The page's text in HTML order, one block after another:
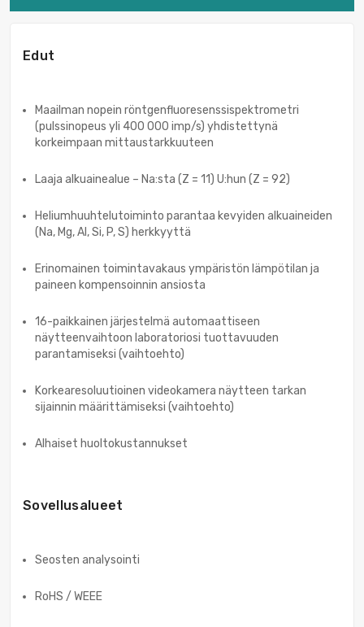
Edut
Maailman nopein röntgenfluoresenssispektrometri
(pulssinopeus yli 400 000 imp/s) yhdistettynä
korkeimpaan mittaustarkkuuteen
Laaja alkuainealue – Na:sta (Z = 11) U:hun (Z = 92)
Heliumhuuhtelutoiminto parantaa kevyiden alkuaineiden
(Na, Mg, Al, Si, P, S) herkkyyttä
Erinomainen toimintavakaus ympäristön lämpötilan ja
paineen kompensoinnin ansiosta
16-paikkainen järjestelmä automaattiseen
näytteenvaihtoon laboratoriosi tuottavuuden
parantamiseksi (vaihtoehto)
Korkearesoluutioinen videokamera näytteen tarkan
sijainnin määrittämiseksi (vaihtoehto)
Alhaiset huoltokustannukset
Sovellusalueet
Seosten analysointi
RoHS / WEEE